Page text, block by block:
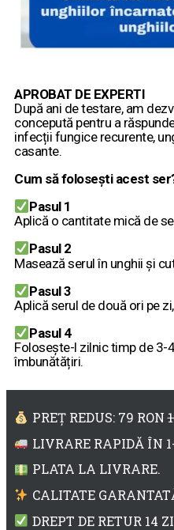
APROBAT DE EXPERTI
După ani de testare, am
concepută pentru a
infecții fungice recurente,
casante.
Cum să folosești acest
Pasul 1
Aplică o cantitate mică de
Pasul 2
Masează serul în unghii și
Pasul 3
Aplică serul de două ori pe
Pasul 4
Folosește-l zilnic timp de 3-
îmbunătățiri.
PREȚ REDUS: 79 RON
LIVRARE RAPIDĂ ÎN
PLATA LA LIVRARE.
CALITATE
DREPT DE RETUR 14